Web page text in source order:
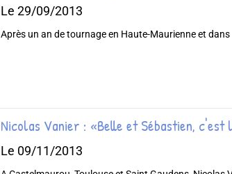
Le 29/09/2013
Après un an de tournage en Haute-Maurienne et
Nicolas Vanier : «Belle et Sébastien, c'est
Le 09/11/2013